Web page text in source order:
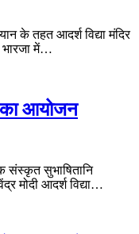
के तहत आदर्श विद्या मंदिर
भारजा में…
का आयोजन
संस्कृत सुभाषितानि
मोदी आदर्श विद्या…